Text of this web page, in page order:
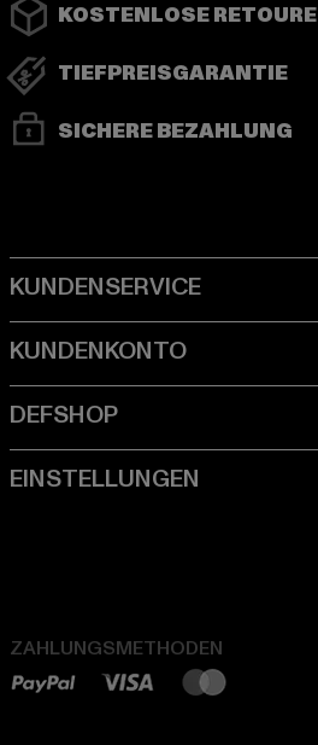
KOSTENLOSE RETOURE
TIEFPREISGARANTIE
SICHERE BEZAHLUNG
ZAHLUNGSMETHODEN